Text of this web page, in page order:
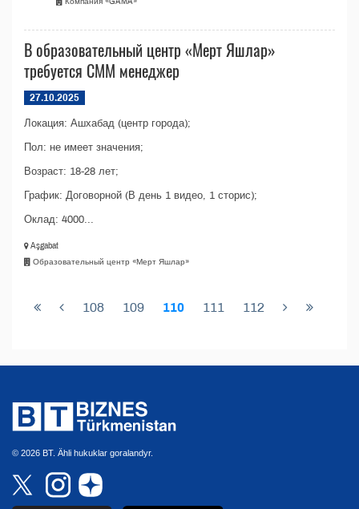
В образовательный центр «Мерт Яшлар»
требуется СММ менеджер
27.10.2025
Локация: Ашхабад (центр города);
Пол: не имеет значения;
Возраст: 18-28 лет;
График: Договорной (В день 1 видео, 1 сторис);
Оклад: 4000...
Aşgabat
Образовательный центр «Мерт Яшлар»
108 109 110 111 112
© 2026 BT. Ähli hukuklar goralandyr.